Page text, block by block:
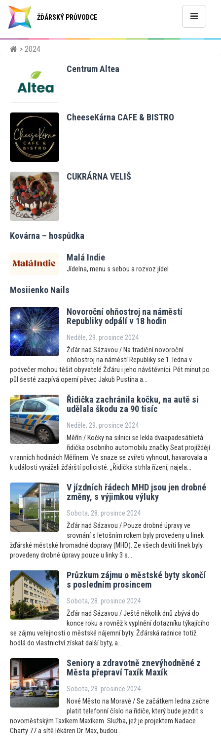
ŽĎÁRSKÝ PRŮVODCE
> 2024
Centrum Altea
CheeseKárna CAFE & BISTRO
CUKRÁRNA VELIŠ
Kovárna – hospůdka
Malá Indie
Jídelna, menu s sebou a rozvoz jídel
Mosiienko Nails
Novoroční ohňostroj na náměstí
Republiky odpálí v 18 hodin
Neděle, 29. prosince 2024
Žďár nad Sázavou / Na tradiční novoroční
ohňostroj na náměstí Republiky se 1. ledna v
podvečer mohou těšit obyvatelé Žďáru i jeho návštěvníci. Pět minut po
půl šesté zazpívá operní pěvec Jakub Pustina a...
Řidička zachránila kočku, na autě si
udělala škodu za 90 tisíc
Neděle, 29. prosince 2024
Měřín / Kočky na silnici se lekla dvaapadesátiletá
řidička osobního automobilu značky Seat projíždějí
v ranních hodinách Měřínem. Ve snaze se zvířeti vyhnout, havarovala a
k události vyráželi žďárští policisté. „Řidička strhla řízení, najela...
V jízdních řádech MHD jsou jen drobné
změny, s výjimkou výluky
Sobota, 28. prosince 2024
Žďár nad Sázavou / Pouze drobné úpravy ve
srovnání s letošním rokem byly provedeny u linek
žďárské městské hromadné dopravy (MHD). Ze všech devíti linek byly
provedeny drobné úpravy pouze u linky 3 s...
Průzkum zájmu o městské byty skončí
s posledním prosincem
Sobota, 28. prosince 2024
Žďár nad Sázavou / Ještě několik dnů zbývá do
konce roku a rovněž k vyplnění dotazníku týkajícího
se zájmu veřejnosti o městské nájemní byty. Žďárská radnice totiž
hodlá do vlastnictví získat další byty, a...
Seniory a zdravotně znevýhodněné z
Města přepraví Taxík Maxík
Sobota, 28. prosince 2024
Nové Město na Moravě / Se začátkem ledna začne
platit telefonní číslo na řidiče, který bude jezdit s
novoměstským Taxíkem Maxíkem. Služba, jež je projektem Nadace
Charty 77 a sítě lékáren Dr. Max, budou...